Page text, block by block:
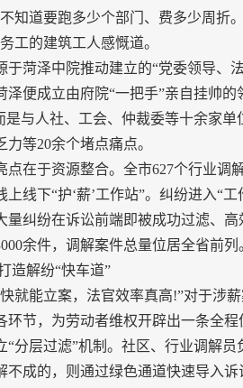
道要跑多少个部门、费多少周折。
工的建筑工人感慨道。
泽中院推动建立的“党委领导、法
成立由府院“一把手”亲自挂帅的
是与人社、工会、仲裁委等十余家
等20余个堵点痛点。
于资源整合。全市627个行业调
上线下“护‘薪’工作站”。纠纷进入
量纠纷在诉讼前端即被成功过滤、
余件，调解案件总量位居全省前列
解纷“快车道”
能立案，法官效率真高!”对于涉薪
环节，为劳动者维权开辟出一条全程
层过滤”机制。社区、行业调解员
不成的，则通过绿色通道快速导入诉